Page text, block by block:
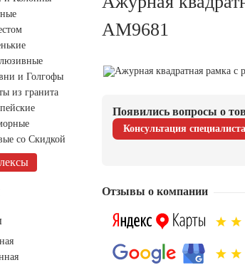
и Голгофы
из гранита
со Скидкой
AM9681
Появились вопросы о
Консультация специалиста
Отзывы о компании